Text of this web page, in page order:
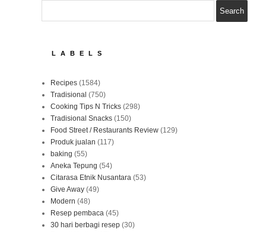
LABELS
Recipes (1584)
Tradisional (750)
Cooking Tips N Tricks (298)
Tradisional Snacks (150)
Food Street / Restaurants Review (129)
Produk jualan (117)
baking (55)
Aneka Tepung (54)
Citarasa Etnik Nusantara (53)
Give Away (49)
Modern (48)
Resep pembaca (45)
30 hari berbagi resep (30)